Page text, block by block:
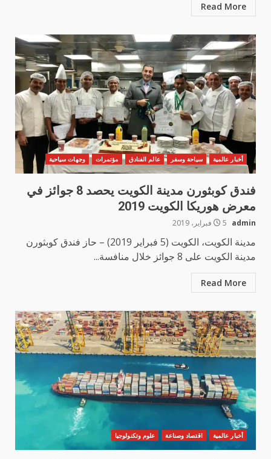
Read More
أخبار عالمية سياحة وسفر عالم الفنادق مؤتمرات وجهات سياحية
فندق كوبثورن مدينة الكويت يحصد 8 جوائز في
معرض هوريكا الكويت 2019
admin 5 فبراير، 2019
مدينة الكويت، الكويت (5 فبراير 2019) – حاز فندق كوبثورن
مدينة الكويت على 8 جوائز خلال منافسة...
Read More
أخبار عالمية اقتصاد وصناعة علوم وتكنولوجيا